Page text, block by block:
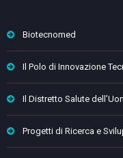
Biotecnomed
Il Polo di Innovazione
Il Distretto Salute
Progetti di Ricerca e